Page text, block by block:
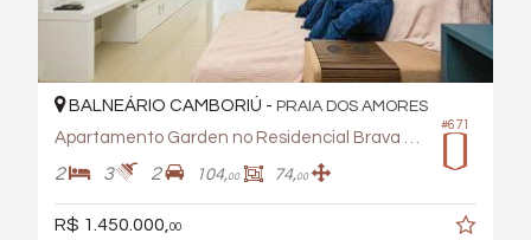
#671
BALNEÁRIO CAMBORIÚ - PRAIA DOS AMORES
2 3 2 104,00 74,00
R$ 1.450.000, 00